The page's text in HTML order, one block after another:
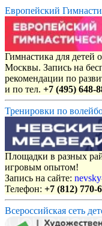
Европейский
Гимнастика для детей
Москвы. Запись на
рекомендации по
и по тел. +7 (495) 648-
Тренировки по
Площадки в разных
игровым опытом!
Запись на сайте:
Телефон: +7 (812) 770-
Всероссийская сеть